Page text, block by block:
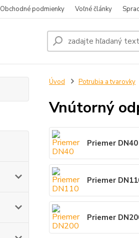
Obchodné podmienky Voľné články
Úvod Potrubia a tvarovky
Vnútorný
Priemer DN40
Priemer
Priemer